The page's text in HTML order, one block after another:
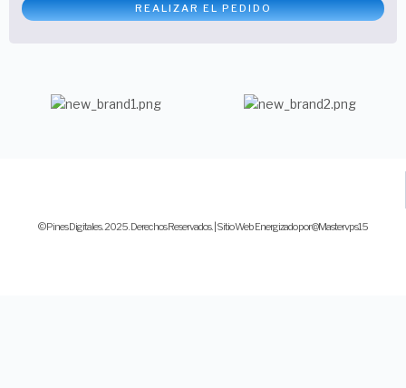
REALIZAR EL PEDIDO
© Pines Digitales. 2025. Derechos Reservados. | Sitio Web Energizado por @Mastervps15